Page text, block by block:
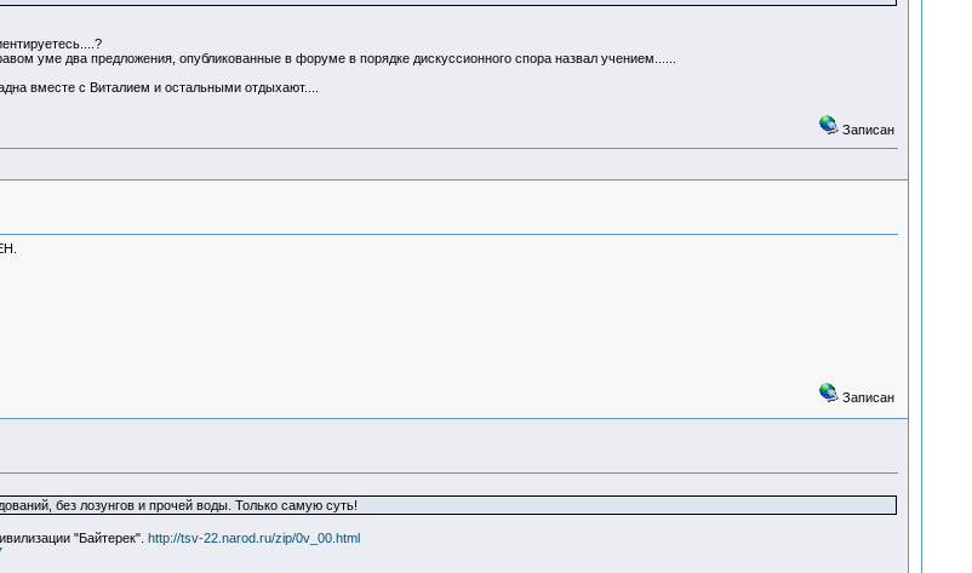
уме два предложения, опубликованные в форуме в порядке дискуссионного спора назвал учением......
вместе с Виталием и остальными отдыхают....
Записан
Записан
без лозунгов и прочей воды. Только самую суть!
"Байтерек". http://tsv-22.narod.ru/zip/0v_00.html